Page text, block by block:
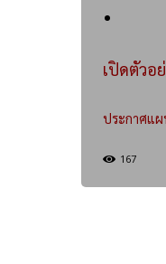
เปิดตัวอ
ประกาศแผ
167